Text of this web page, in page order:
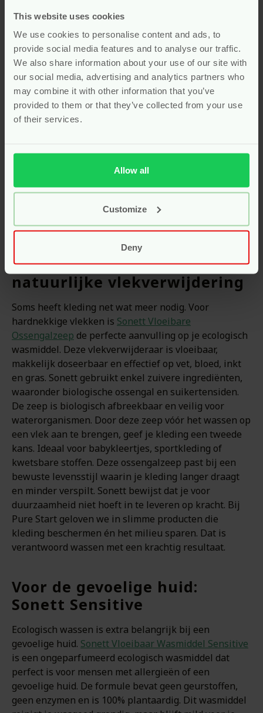
This website uses cookies
We use cookies to personalise content and ads, to
provide social media features and to analyse our traffic.
We also share information about your use of our site with
our social media, advertising and analytics partners who
may combine it with other information that you’ve
provided to them or that they’ve collected from your use
of their services.
Allow all
Customize
Deny
wassen, maar ook schoon zijn voor het milieu. Het
zijn. Dit waspoeder is ideaal voor witte en lichte
gekleurde was. Het bevat geen enzymen of optische
witmakers, wat het bijzonder zacht maakt voor de
huid. Sonett gebruikt alleen biologisch afbreekbare
ingrediënten die veilig zijn voor het water en het
ecosysteem. De kartonnen verpakking is recyclebaar
en minimalistisch vormgegeven. Sonett is een pionier
poeder een waskrachtige, milieubewuste oplossing.
Kies voor minder afval en meer effect. Bij Pure Start
kleding die fris ruikt en een wereld die ademt. Zo
wordt jouw wasroutine een dagelijks moment van
zorg voor jezelf én je omgeving.
Sonett Ossengalzeep:
natuurlijke vlekverwijdering
Soms heeft kleding net wat meer nodig. Voor
hardnekkige vlekken is Sonett Vloeibare
Ossengalzeep de perfecte aanvulling op je ecologisch
wasmiddel. Deze vlekverwijderaar is vloeibaar,
makkelijk doseerbaar en effectief op vet, bloed, inkt
en gras. Sonett gebruikt enkel zuivere ingrediënten,
waaronder biologische ossengal en suikertensiden.
De zeep is biologisch afbreekbaar en veilig voor
waterorganismen. Door deze zeep vóór het wassen op
een vlek aan te brengen, geef je kleding een tweede
kans. Ideaal voor babykleertjes, sportkleding of
kwetsbare stoffen. Deze ossengalzeep past bij een
bewuste levensstijl waarin je kleding langer draagt
en minder verspilt. Sonett bewijst dat je voor
duurzaamheid niet hoeft in te leveren op kracht. Bij
Pure Start geloven we in slimme producten die
kleding beschermen én het milieu sparen. Dat is
verantwoord wassen met een krachtig resultaat.
Voor de gevoelige huid:
Sonett Sensitive
Ecologisch wassen is extra belangrijk bij een
gevoelige huid. Sonett Vloeibaar Wasmiddel Sensitive
is een ongeparfumeerd ecologisch wasmiddel dat
perfect is voor mensen met allergieën of een
gevoelige huid. De formule bevat geen geurstoffen,
geen enzymen en is 100% plantaardig. Dit wasmiddel